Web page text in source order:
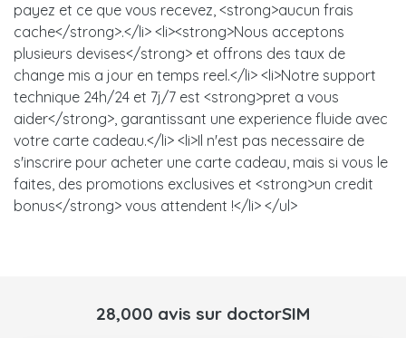
payez et ce que vous recevez, <strong>aucun frais
cache</strong>.</li> <li><strong>Nous acceptons
plusieurs devises</strong> et offrons des taux de
change mis a jour en temps reel.</li> <li>Notre support
technique 24h/24 et 7j/7 est <strong>pret a vous
aider</strong>, garantissant une experience fluide avec
votre carte cadeau.</li> <li>Il n'est pas necessaire de
s'inscrire pour acheter une carte cadeau, mais si vous le
faites, des promotions exclusives et <strong>un credit
bonus</strong> vous attendent !</li> </ul>
28,000 avis sur doctorSIM